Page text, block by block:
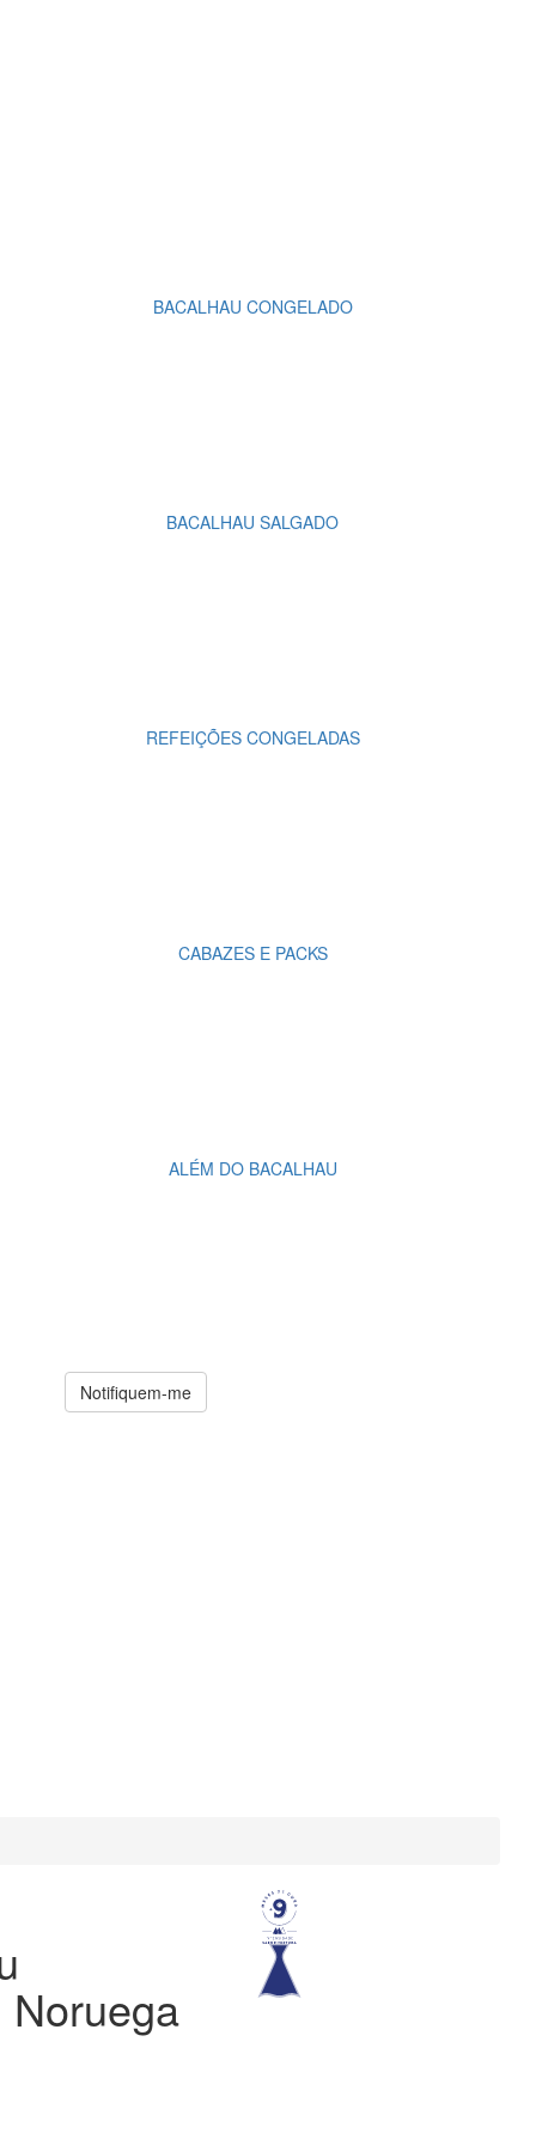
BACALHAU CONGELADO
BACALHAU SALGADO
REFEIÇÕES CONGELADAS
CABAZES E PACKS
ALÉM DO BACALHAU
Notifiquem-me